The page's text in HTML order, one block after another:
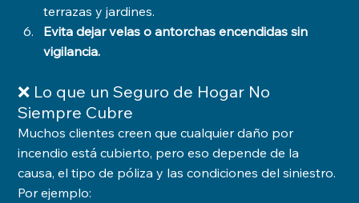
terrazas y jardines.
Evita dejar velas o antorchas encendidas sin
vigilancia.
❌ Lo que un Seguro de Hogar No
Siempre Cubre
Muchos clientes creen que cualquier daño por
incendio está cubierto, pero eso depende de la
causa, el tipo de póliza y las condiciones del siniestro.
Por ejemplo: